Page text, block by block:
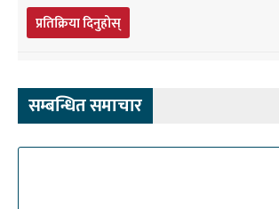
प्रतिक्रिया दिनुहोस्
सम्बन्धित समाचार